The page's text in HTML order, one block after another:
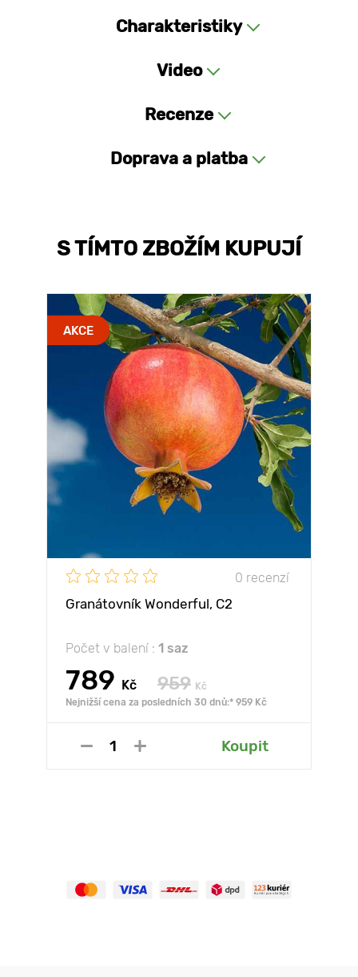
Charakteristiky
Video
Recenze
Doprava a platba
S TÍMTO ZBOŽÍM KUPUJÍ
AKCE
0 recenzí
Granátovník Wonderful, С2
Počet v balení : 1 saz
789 Kč 959 Kč
Nejnižší cena za posledních 30 dnů:* 959 Kč
Koupit